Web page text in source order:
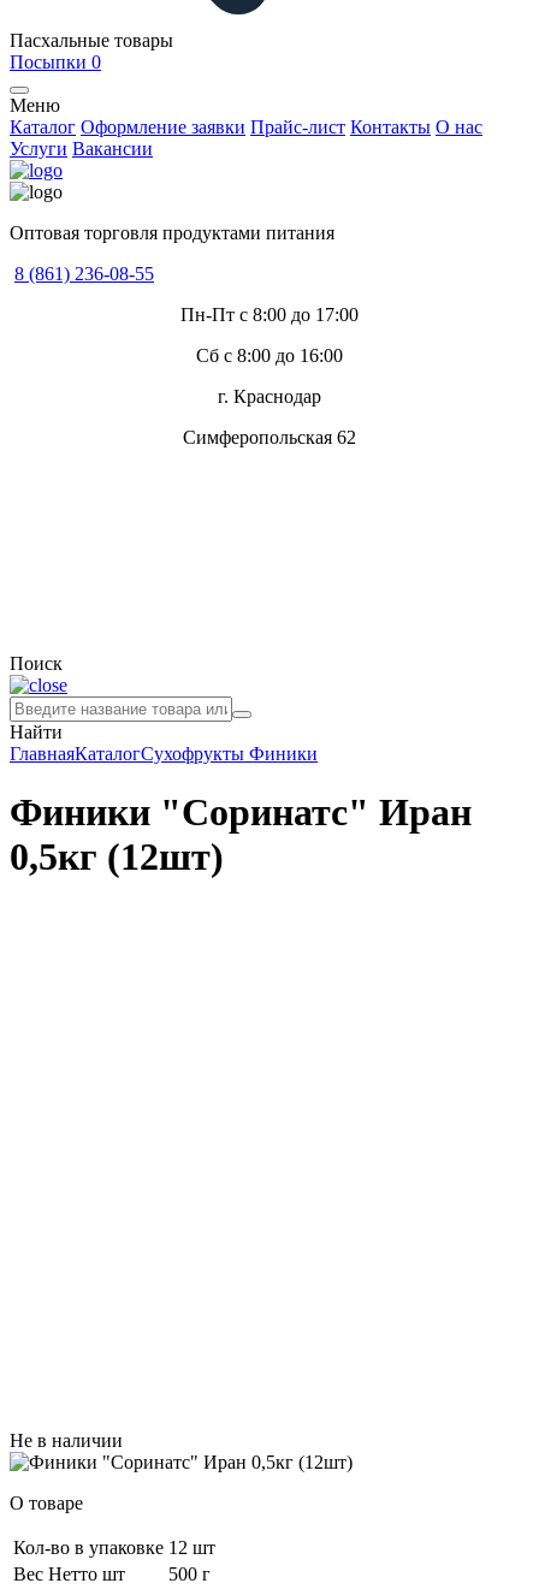
Пасхальные товары
Посыпки 0
Меню
Каталог Оформление заявки Прайс-лист Контакты О нас
Услуги Вакансии
Оптовая торговля продуктами питания
8 (861) 236-08-55
Пн-Пт с 8:00 до 17:00
Сб с 8:00 до 16:00
г. Краснодар
Симферопольская 62
Поиск
Найти
ГлавнаяКаталогСухофрукты Финики
Финики "Соринатс" Иран
0,5кг (12шт)
Не в наличии
О товаре
Кол-во в упаковке 12 шт
Вес Нетто шт
500 г